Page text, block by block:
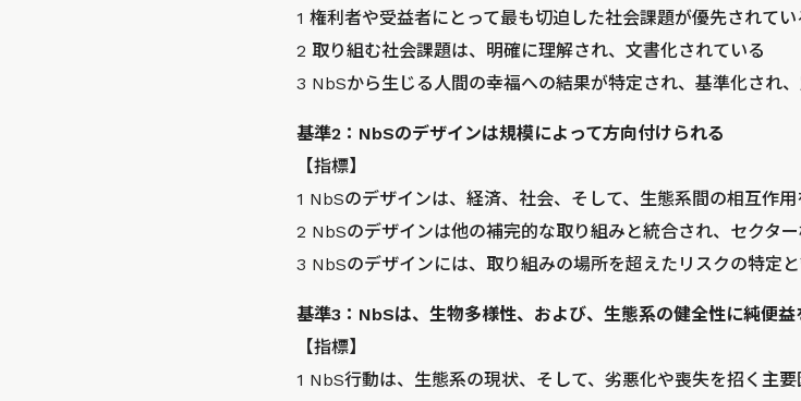
1 権利者や受益者にとって最も切迫した社会課題が優先されてい
2 取り組む社会課題は、明確に理解され、文書化されている
3 NbSから生じる人間の幸福への結果が特定され、基準化され
基準2：NbSのデザインは規模によって方向付けられる
【指標】
1 NbSのデザインは、経済、社会、そして、生態系間の相互作
2 NbSのデザインは他の補完的な取り組みと統合され、セクタ
3 NbSのデザインには、取り組みの場所を超えたリスクの特定
基準3：NbSは、生物多様性、および、生態系の健全性に純便益
【指標】
1 NbS行動は、生態系の現状、そして、劣悪化や喪失を招く主